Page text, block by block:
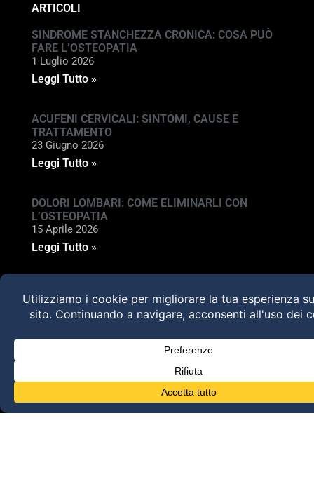
ARTICOLI
SINDROME STANCHEZZA CRONICA: COSA PUÒ
FARE L’OSTEOPATIA
1 Luglio 2026
Leggi Tutto »
ACUFENI CERVICALI: SINTOMI, CAUSE E
TRATTAMENTO
23 Giugno 2026
Leggi Tutto »
DOLORI LOMBARI: COME ELIMINARLI CON
L’OSTEOPATIA
15 Aprile 2026
Leggi Tutto »
Corso osteopatia pediatrica su
Valutazione e trattamento delle
Torino 28 MARZO 2026
HVLA – Moduli Clinici – 2026